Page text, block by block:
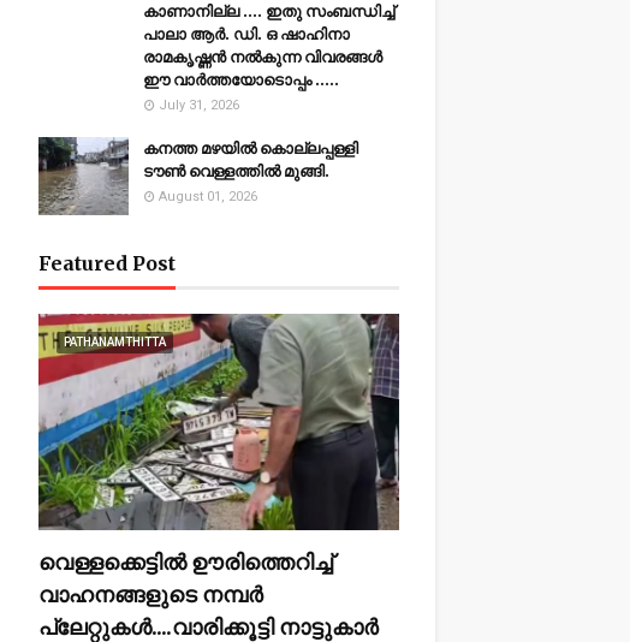
കാണാനില്ല .... ഇതു സംബന്ധിച്ച്
പാലാ ആർ. ഡി. ഒ ഷാഹിനാ
രാമകൃഷ്ണൻ നൽകുന്ന വിവരങ്ങൾ
ഈ വാർത്തയോടൊപ്പം .....
July 31, 2026
കനത്ത മഴയില്‍ കൊല്ലപ്പള്ളി
ടൗണ്‍ വെള്ളത്തില്‍ മുങ്ങി.
August 01, 2026
Featured Post
PATHANAMTHITTA
വെള്ളക്കെട്ടിൽ ഊരിത്തെറിച്ച്
വാഹനങ്ങളുടെ നമ്പർ
പ്ലേറ്റുകൾ....വാരിക്കൂട്ടി നാട്ടുകാർ